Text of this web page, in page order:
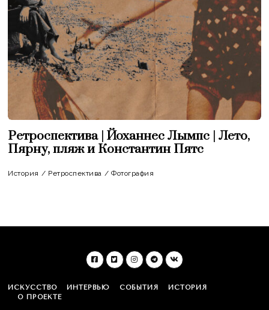
Ретроспектива | Йоханнес Лымпс | Лето,
Пярну, пляж и Константин Пятс
История / Ретроспектива / Фотография
ИСКУССТВО ИНТЕРВЬЮ СОБЫТИЯ
ИСТОРИЯ
О ПРОЕКТЕ